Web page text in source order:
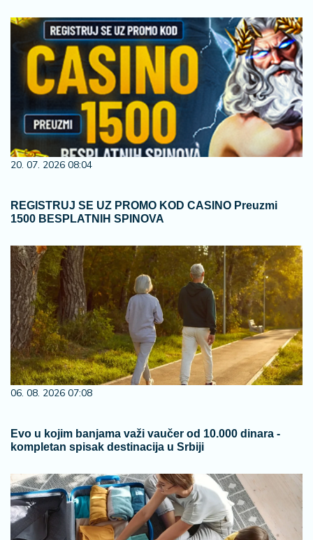
20. 07. 2026 08:04
REGISTRUJ SE UZ PROMO KOD CASINO Preuzmi
1500 BESPLATNIH SPINOVA
06. 08. 2026 07:08
Evo u kojim banjama važi vaučer od 10.000 dinara -
kompletan spisak destinacija u Srbiji